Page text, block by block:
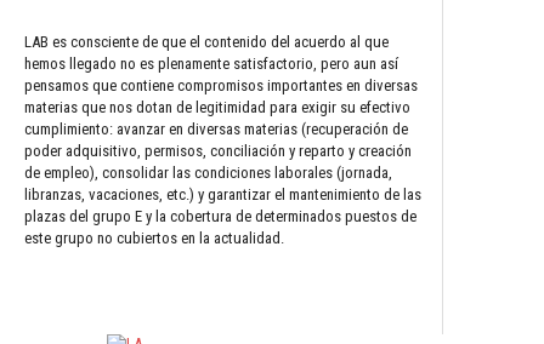
LAB es consciente de que el contenido del acuerdo al que
hemos llegado no es plenamente satisfactorio, pero aun así
pensamos que contiene compromisos importantes en diversas
materias que nos dotan de legitimidad para exigir su efectivo
cumplimiento: avanzar en diversas materias (recuperación de
poder adquisitivo, permisos, conciliación y reparto y creación
de empleo), consolidar las condiciones laborales (jornada,
libranzas, vacaciones, etc.) y garantizar el mantenimiento de las
plazas del grupo E y la cobertura de determinados puestos de
este grupo no cubiertos en la actualidad.